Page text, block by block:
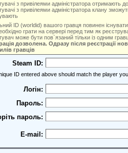
з привілеями адміністратора отримають
з привілеями адміністратора клану
ID (worldid) вашого гравця повинен
грати на сервері перед тим як
може бути пов`язаний тільки із одним
дозволена. Одразу після реєстрації
гравців
Steam ID:
ID entered above should match the player
Логін:
Пароль:
пароль:
E-mail: